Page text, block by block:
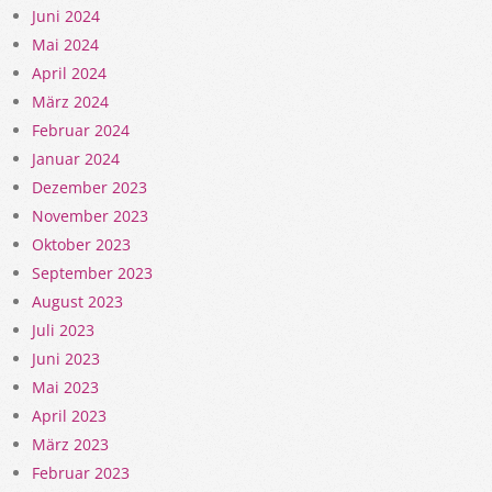
Juni 2024
Mai 2024
April 2024
März 2024
Februar 2024
Januar 2024
Dezember 2023
November 2023
Oktober 2023
September 2023
August 2023
Juli 2023
Juni 2023
Mai 2023
April 2023
März 2023
Februar 2023